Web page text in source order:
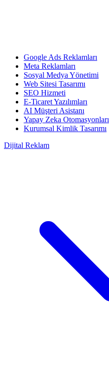
Google Ads Reklamları
Meta Reklamları
Sosyal Medya Yönetimi
Web Sitesi Tasarımı
SEO Hizmeti
E-Ticaret Yazılımları
AI Müşteri Asistanı
Yapay Zeka Otomasyonları
Kurumsal Kimlik Tasarımı
Dijital Reklam